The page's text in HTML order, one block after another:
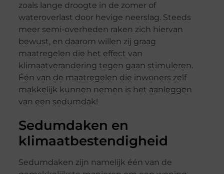
zoals lange droogte in de zomer of
wateroverlast door hevige neerslag. Steeds
meer semi-overheden raken zich hiervan
bewust, en daarom willen zij graag
maatregelen die het effect van
klimaatverandering tegen gaan stimuleren.
Één van de maatregelen die inwoners zelf
makkelijk kunnen nemen is het aanleggen
van een sedumdak!
Sedumdaken en
klimaatbestendigheid
Sedumdaken zijn namelijk één van de